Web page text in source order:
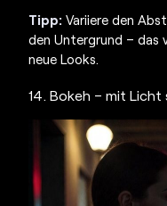
Tipp: Variiere den
den Untergrund – das
neue Looks.
14. Bokeh – mit Licht